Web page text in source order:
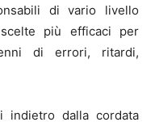
di vario livello
più efficaci per
di errori, ritardi,
indietro dalla cordata